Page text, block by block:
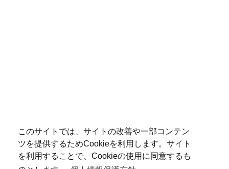
このサイトでは、サイトの改善や一部コンテン
ツを提供するためCookieを利用します。サイト
を利用することで、Cookieの使用に同意するも